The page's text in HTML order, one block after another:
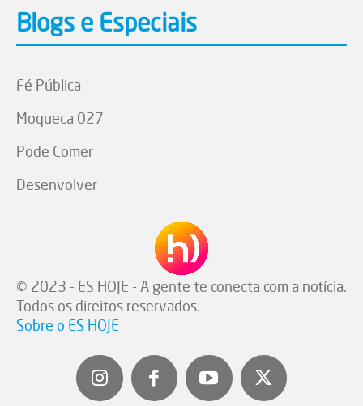
Blogs e Especiais
Fé Pública
Moqueca 027
Pode Comer
Desenvolver
© 2023 - ES HOJE - A gente te conecta com a notícia.
Todos os direitos reservados.
Sobre o ES HOJE